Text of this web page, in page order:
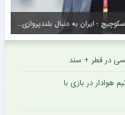
حمایت تمام قد برانکو از اسکوچیچ ؛ ایران به دنبال بلندپروازی در جام جهانی قطر است مشاهده
در قطر + سند
هوادار در بازی با